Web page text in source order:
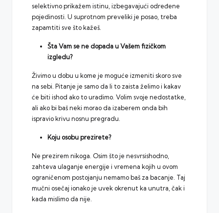
selektivno prikažem istinu, izbegavajući određene
pojedinosti. U suprotnom preveliki je posao, treba
zapamtiti sve što kažeš.
Šta Vam se ne dopada u Vašem fizičkom
izgledu?
Živimo u dobu u kome je moguće izmeniti skoro sve
na sebi. Pitanje je samo da li to zaista želimo i kakav
će biti ishod ako to uradimo. Volim svoje nedostatke,
ali ako bi baš neki morao da izaberem onda bih
ispravio krivu nosnu pregradu.
Koju osobu prezirete?
Ne prezirem nikoga. Osim što je nesvrsishodno,
zahteva ulaganje energije i vremena kojih u ovom
ograničenom postojanju nemamo baš za bacanje. Taj
mučni osečaj ionako je uvek okrenut ka unutra, čak i
kada mislimo da nije.